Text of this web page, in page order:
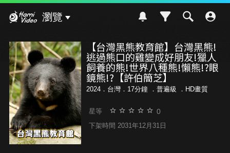
瀏覽
【台灣黑熊教育館】台灣黑熊!
逃過熊口的雞變成好朋友!獵人
飼養的熊!世界八種熊!懶熊!?眼
鏡熊!?【許伯簡芝】
2024．台灣．17分鐘 ． 普遍級 ．HD畫質
星等 0
下架時間 2031年12月31日